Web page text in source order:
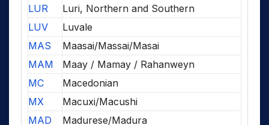
LUR
Luri, Northern and Southern
LUV
Luvale
MAS
Maasai/Massai/Masai
MAM
Maay / Mamay / Rahanweyn
MC
Macedonian
MX
Macuxi/Macushi
MAD
Madurese/Madura